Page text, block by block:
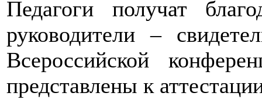
Педагоги получат
руководители –
Всероссийской
представлены к